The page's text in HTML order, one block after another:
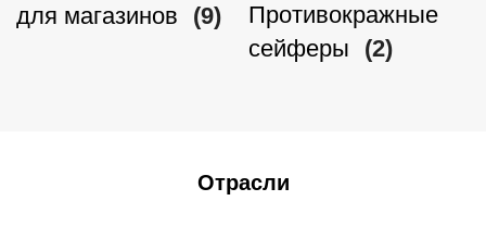
для магазинов
(9)
Противокражные
сейферы
(2)
Отрасли